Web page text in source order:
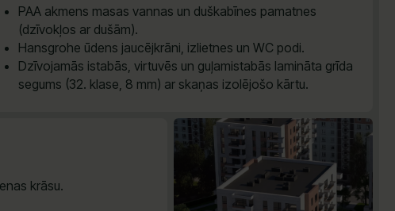
PAA akmens masas vannas un duškabīnes pamatnes
(dzīvokļos ar dušām).
Hansgrohe ūdens jaucējkrāni, izlietnes un WC podi.
Dzīvojamās istabās, virtuvēs un guļamistabās lamināta grīda
segums (32. klase, 8 mm) ar skaņas izolējošo kārtu.
krāsu.